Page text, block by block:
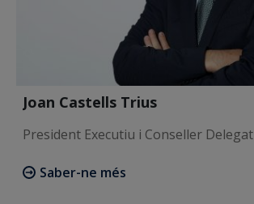
Joan Castells Trius
President Executiu i Conseller Delegat
Saber-ne més